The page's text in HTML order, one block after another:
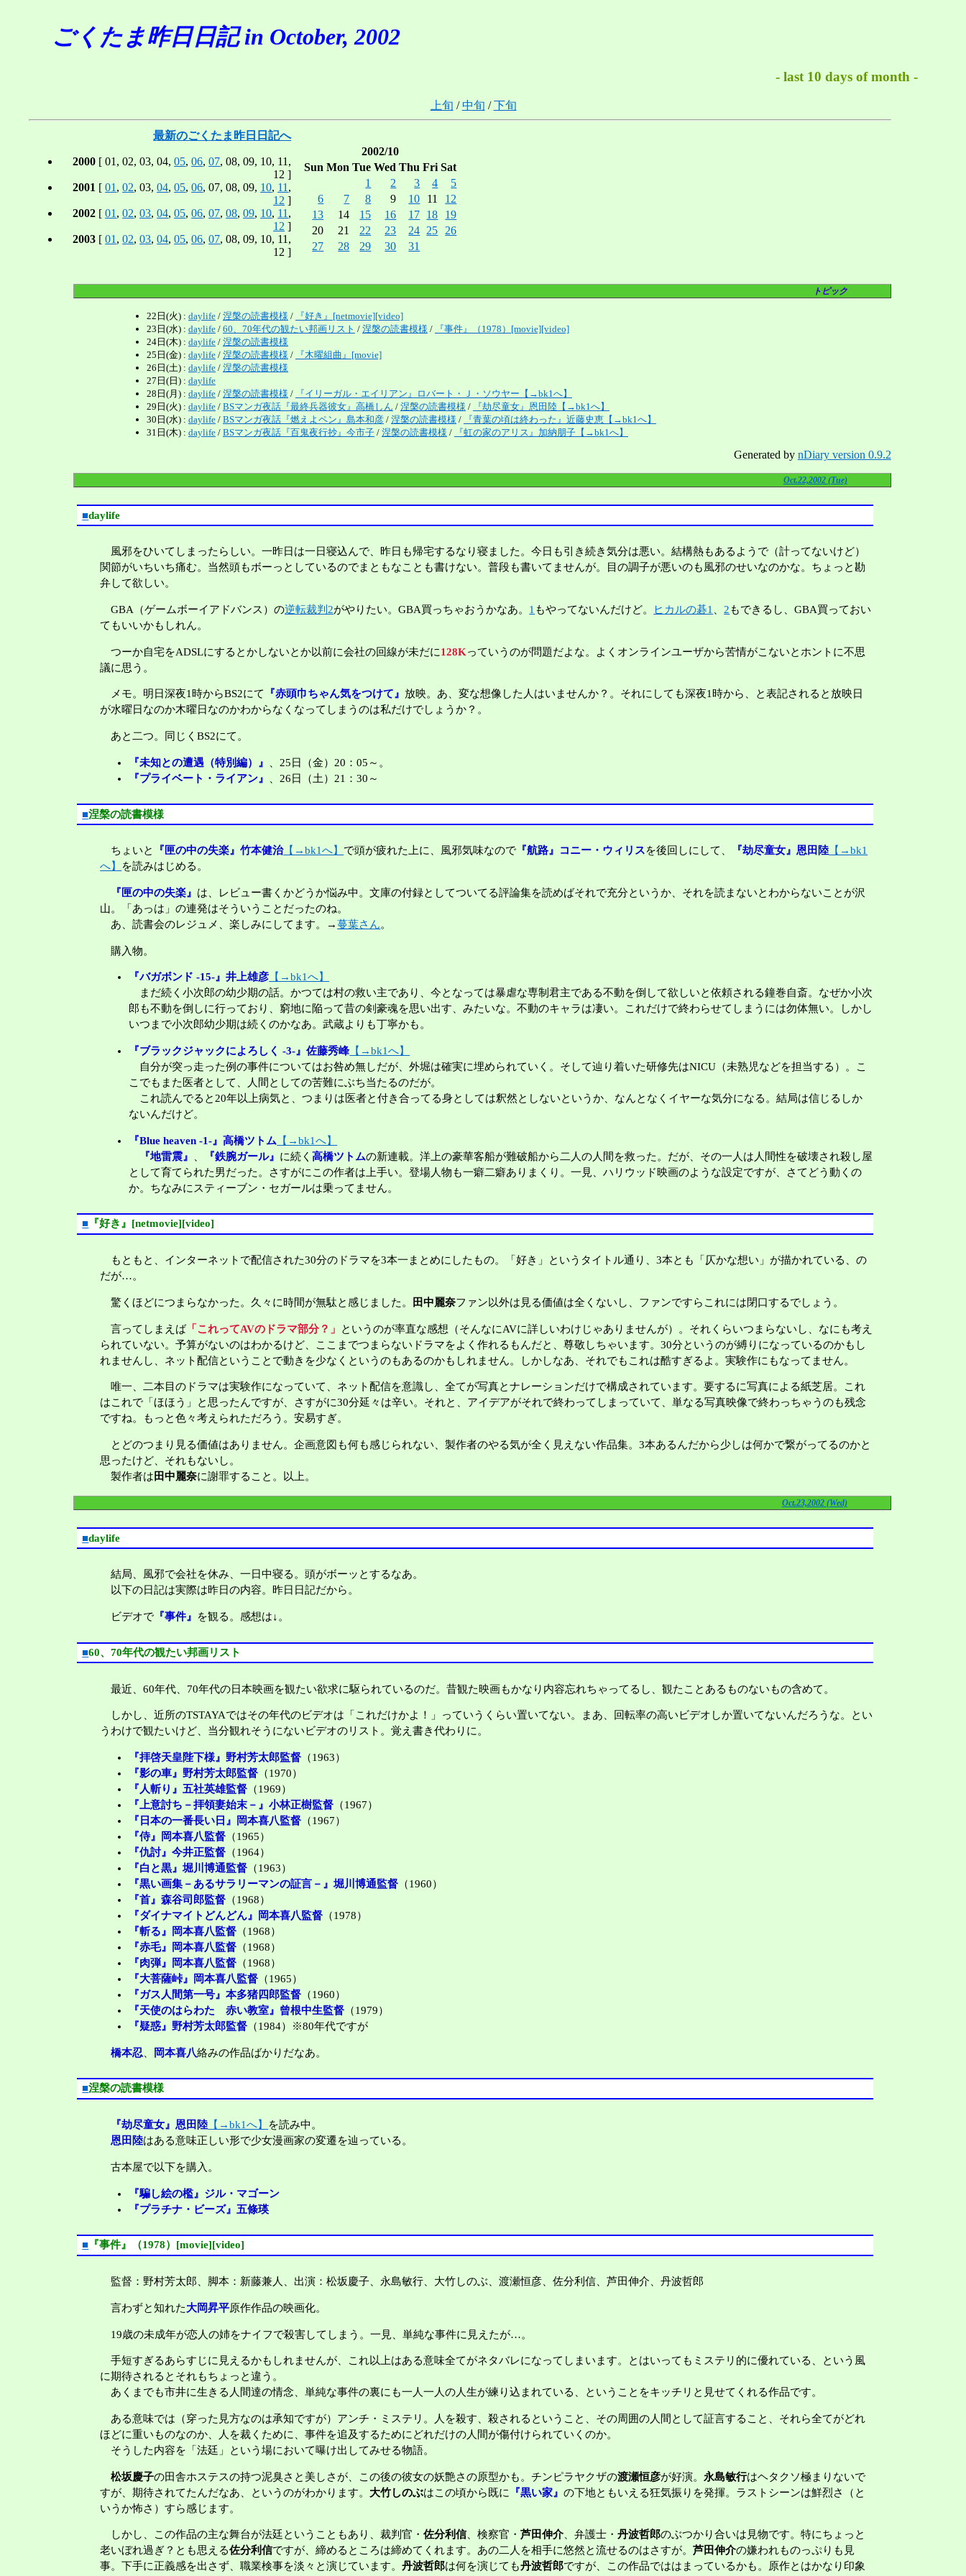
ごくたま昨日日記 in October, 2002
- last 10 days of month -
上旬 /中旬 /下旬
最新のごくたま昨日日記へ
2000 [ 01, 02, 03, 04,05,06,07, 08, 09, 10, 11,
12 ]
2001 [01 ,02, 03,04,05,06, 07, 08, 09, 10, 11 ,
12 ]
2002 [01 ,02,03,04,05,06,07,08,09, 10, 11 ,
12 ]
2003 [01 ,02,03,04,05,06,07, 08, 09, 10, 11,
12 ]
2002/10
Sun Mon Tue Wed Thu Fri Sat
1
2 3 4
5
6
7 8 9 10 11
12
13
14 15 16 17 18
19
20
21 22 23 24 25
26
27
28 29 30 31
トピック
22日(火) : daylife/ 涅槃の読書模様 /
『好き』[netmovie][video]
23日(水) : daylife/ 60、70年代の観たい邦画リスト / 涅槃の読書模様 /
『事件』（1978）[movie][video]
24日(木) : daylife/ 涅槃の読書模様
25日(金) : daylife/ 涅槃の読書模様 /
『木曜組曲』[movie]
26日(土) : daylife/ 涅槃の読書模様
27日(日) : daylife
28日(月) : daylife/ 涅槃の読書模様 /
『イリーガル・エイリアン』ロバート・Ｊ・ソウヤー【→bk1へ】
29日(火) : daylife/ BSマンガ夜話『最終兵器彼女』高橋しん / 涅槃の読書模様 /
『劫尽童女』恩田陸【→bk1へ】
30日(水) : daylife/ BSマンガ夜話『燃えよペン』島本和彦/ 涅槃の読書模様 /
『青葉の頃は終わった』近藤史恵【→bk1へ】
31日(木) : daylife/ BSマンガ夜話『百鬼夜行抄』今市子/ 涅槃の読書模様 / 『虹の家のアリス』加納朋子【→bk1へ】
Generated by nDiary version 0.9.2
Oct.22,2002 (Tue)
■daylife
風邪をひいてしまったらしい。一昨日は一日寝込んで、昨日も帰宅するなり寝ました。今日も引き続き気分は悪い。結構熱もあるようで（計ってないけど）
関節がいちいち痛む。当然頭もボーっとしているのでまともなことも書けない。普段も書いてませんが。目の調子が悪いのも風邪のせいなのかな。ちょっと勘
弁して欲しい。
GBA（ゲームボーイアドバンス）の逆転裁判2がやりたい。GBA買っちゃおうかなあ。 1 もやってないんだけど。 ヒカルの碁1 2もできるし、GBA買っておい
てもいいかもしれん。
つーか自宅をADSLにするとかしないとか以前に会社の回線が未だに128Kっていうのが問題だよな。よくオンラインユーザから苦情がこないとホントに不思
議に思う。
メモ。明日深夜1時からBS2にて 『赤頭巾ちゃん気をつけて』 放映。あ、変な想像した人はいませんか？。それにしても深夜1時から、と表記されると放映日
が水曜日なのか木曜日なのかわからなくなってしまうのは私だけでしょうか？。
あと二つ。同じくBS2にて。
『未知との遭遇（特別編）』
、25日（金）20：05～。
『プライベート・ライアン』
、26日（土）21：30～
■涅槃の読書模様
ちょいと 『匣の中の失楽』竹本健治【→bk1へ】 で頭が疲れた上に、風邪気味なので 『航路』コニー・ウィリスを後回しにして、 『劫尽童女』恩田陸 【→bk1
へ】
を読みはじめる。
『匣の中の失楽』 は、レビュー書くかどうか悩み中。文庫の付録としてついてる評論集を読めばそれで充分というか、それを読まないとわからないことが沢
山。「あっは」の連発はそういうことだったのね。
あ、読書会のレジュメ、楽しみにしてます。→蔓葉さん。
購入物。
『バガボンド -15-』井上雄彦 【→bk1へ】
まだ続く小次郎の幼少期の話。かつては村の救い主であり、今となっては暴虐な専制君主である不動を倒して欲しいと依頼される鐘巻自斎。なぜか小次
郎も不動を倒しに行っており、窮地に陥って昔の剣豪魂を思い出す、みたいな。不動のキャラは凄い。これだけで終わらせてしまうには勿体無い。しかし
いつまで小次郎幼少期は続くのかなあ。武蔵よりも丁寧かも。
『ブラックジャックによろしく -3-』佐藤秀峰【→bk1へ】
自分が突っ走った例の事件についてはお咎め無しだが、外堀は確実に埋められていく。そして辿り着いた研修先はNICU（未熟児などを担当する）。こ
こでもまた医者として、人間としての苦難にぶち当たるのだが。
これ読んでると20年以上病気と、つまりは医者と付き合ってる身としては釈然としないというか、なんとなくイヤーな気分になる。結局は信じるしか
ないんだけど。
『Blue heaven -1-』高橋ツトム 【→bk1へ】
『地雷震』
『鉄腕ガール』 に続く高橋ツトムの新連載。洋上の豪華客船が難破船から二人の人間を救った。だが、その一人は人間性を破壊され殺し屋
として育てられた男だった。さすがにこの作者は上手い。登場人物も一癖二癖ありまくり。一見、ハリウッド映画のような設定ですが、さてどう動くの
か。ちなみにスティーブン・セガールは乗ってません。
■ 『好き』[netmovie][video]
もともと、インターネットで配信された30分のドラマを3本一まとめにしたもの。「好き」というタイトル通り、3本とも「仄かな想い」が描かれている、の
だが…。
驚くほどにつまらなかった。久々に時間が無駄と感じました。 田中麗奈ファン以外は見る価値は全くないし、ファンですらこれには閉口するでしょう。
言ってしまえば「これってAVのドラマ部分？」
というのが率直な感想（そんなにAVに詳しいわけじゃありませんが）。それくらいつまらないし、なにも考え
られていない。予算がないのはわかるけど、ここまでつまらないドラマをよく作れるもんだと、尊敬しちゃいます。30分というのが縛りになっているのかもし
れませんし、ネット配信ということで動きを少なくというのもあるのかもしれません。しかしなあ、それでもこれは酷すぎるよ。実験作にもなってません。
唯一、二本目のドラマは実験作になっていて、ネット配信を意識し、全てが写真とナレーションだけで構成されています。要するに写真による紙芝居。これ
はこれで「ほほう」と思ったんですが、さすがに30分延々は辛い。それと、アイデアがそれで終わってしまっていて、単なる写真映像で終わっちゃうのも残念
ですね。もっと色々考えられただろう。安易すぎ。
とどのつまり見る価値はありません。企画意図も何も感じられない、製作者のやる気が全く見えない作品集。3本あるんだから少しは何かで繋がってるのかと
思ったけど、それもないし。
製作者は 田中麗奈に謝罪すること。以上。
Oct.23,2002 (Wed)
■daylife
結局、風邪で会社を休み、一日中寝る。頭がボーッとするなあ。
以下の日記は実際は昨日の内容。昨日日記だから。
ビデオで 『事件』 を観る。感想は↓。
■60、70年代の観たい邦画リスト
最近、60年代、70年代の日本映画を観たい欲求に駆られているのだ。昔観た映画もかなり内容忘れちゃってるし、観たことあるものないもの含めて。
しかし、近所のTSTAYAではその年代のビデオは「これだけかよ！」っていうくらい置いてない。まあ、回転率の高いビデオしか置いてないんだろうな。とい
うわけで観たいけど、当分観れそうにないビデオのリスト。覚え書き代わりに。
『拝啓天皇陛下様』野村芳太郎監督 （1963）
『影の車』野村芳太郎監督 （1970）
『人斬り』五社英雄監督 （1969）
『上意討ち－拝領妻始末－』小林正樹監督 （1967）
『日本の一番長い日』岡本喜八監督 （1967）
『侍』岡本喜八監督 （1965）
『仇討』今井正監督 （1964）
『白と黒』堀川博通監督 （1963）
『黒い画集－あるサラリーマンの証言－』堀川博通監督 （1960）
『首』森谷司郎監督 （1968）
『ダイナマイトどんどん』岡本喜八監督 （1978）
『斬る』岡本喜八監督 （1968）
『赤毛』岡本喜八監督 （1968）
『肉弾』岡本喜八監督 （1968）
『大菩薩峠』岡本喜八監督 （1965）
『ガス人間第一号』本多猪四郎監督 （1960）
『天使のはらわた 赤い教室』曾根中生監督 （1979）
『疑惑』野村芳太郎監督 （1984）※80年代ですが
橋本忍 岡本喜八絡みの作品ばかりだなあ。
■涅槃の読書模様
『劫尽童女』恩田陸 【→bk1へ】
を読み中。
恩田陸はある意味正しい形で少女漫画家の変遷を辿っている。
古本屋で以下を購入。
『騙し絵の檻』ジル・マゴーン
『プラチナ・ビーズ』五條瑛
■ 『事件』（1978）[movie][video]
監督：野村芳太郎、脚本：新藤兼人、出演：松坂慶子、永島敏行、大竹しのぶ、渡瀬恒彦、佐分利信、芦田伸介、丹波哲郎
言わずと知れた大岡昇平原作作品の映画化。
19歳の未成年が恋人の姉をナイフで殺害してしまう。一見、単純な事件に見えたが…。
手短すぎるあらすじに見えるかもしれませんが、これ以上はある意味全てがネタバレになってしまいます。とはいってもミステリ的に優れている、という風
に期待されるとそれもちょっと違う。
あくまでも市井に生きる人間達の情念、単純な事件の裏にも一人一人の人生が練り込まれている、ということをキッチリと見せてくれる作品です。
ある意味では（穿った見方なのは承知ですが）アンチ・ミステリ。人を殺す、殺されるということ、その周囲の人間として証言すること、それら全てがどれ
ほどに重いものなのか、人を裁くために、事件を追及するためにどれだけの人間が傷付けられていくのか。
そうした内容を「法廷」という場において曝け出してみせる物語。
松坂慶子の田舎ホステスの持つ泥臭さと美しさが、この後の彼女の妖艶さの原型かも。チンピラヤクザの渡瀬恒彦が好演。永島敏行はヘタクソ極まりないで
すが、期待されてたんだなあ、というのがわかります。 大竹しのぶはこの頃から既に 『黒い家』の下地ともいえる狂気振りを発揮。ラストシーンは鮮烈さ（と
いうか怖さ）すら感じます。
しかし、この作品の主な舞台が法廷ということもあり、裁判官・佐分利信、検察官・芦田伸介 、弁護士・丹波哲郎のぶつかり合いは見物です。特にちょっと
老いぼれ過ぎ？とも思える佐分利信ですが、締めるところは締めてくれます。あの二人を相手に悠然と流せるのはさすが。芦田伸介の嫌われものっぷりも見
事。下手に正義感を出さず、職業検事を淡々と演じています。丹波哲郎は何を演じても丹波哲郎ですが、この作品でははまっているかも。原作とはかなり印象